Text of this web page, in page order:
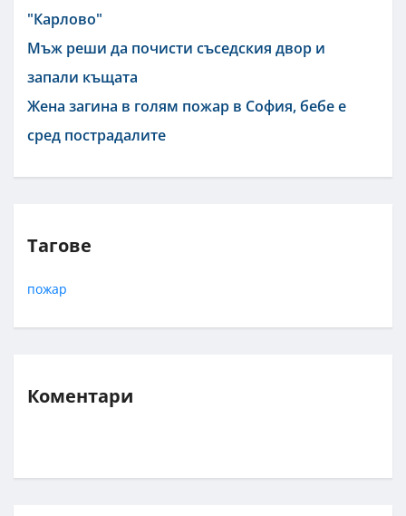
"Карлово"
Мъж реши да почисти съседския двор и
запали къщата
Жена загина в голям пожар в София, бебе е
сред пострадалите
Тагове
пожар
Коментари